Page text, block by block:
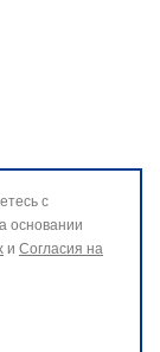
с
основании
и Согласия на